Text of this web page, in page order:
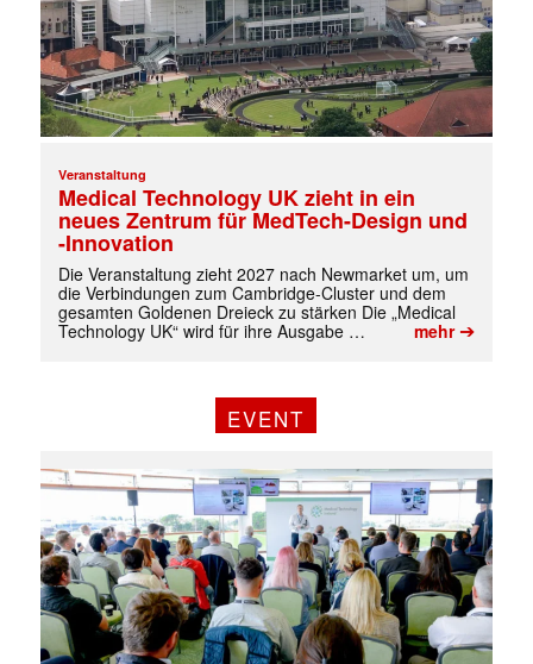
✕
Veranstaltung
Medical Technology UK zieht in ein
neues Zentrum für MedTech-Design und
-Innovation
Die Veranstaltung zieht 2027 nach Newmarket um, um
die Verbindungen zum Cambridge-Cluster und dem
gesamten Goldenen Dreieck zu stärken Die „Medical
Technology UK“ wird für ihre Ausgabe …
mehr➔
EVENT